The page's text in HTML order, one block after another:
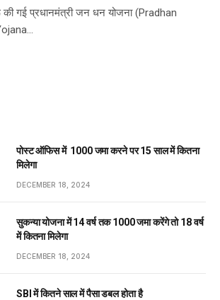
की गई प्रधानमंत्री जन धन योजना (Pradhan
पोस्ट ऑफिस में ₹ 1000 जमा करने पर 15 साल में कितना
मिलेगा
DECEMBER 18, 2024
सुकन्या योजना में 14 वर्ष तक ₹1000 जमा करेंगे तो 18 वर्ष
में कितना मिलेगा
DECEMBER 18, 2024
SBI में कितने साल में पैसा डबल होता है